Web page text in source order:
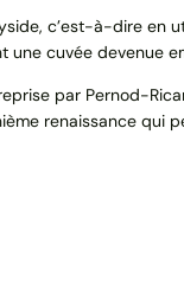
c’est-à-dire en
une cuvée devenue
par Pernod-
renaissance qui